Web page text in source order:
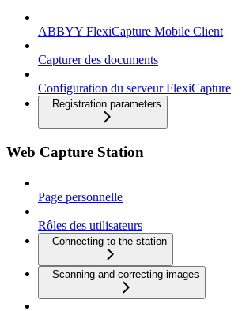
ABBYY FlexiCapture Mobile Client
Capturer des documents
Configuration du serveur FlexiCapture
Registration parameters
Web Capture Station
Page personnelle
Rôles des utilisateurs
Connecting to the station
Scanning and correcting images